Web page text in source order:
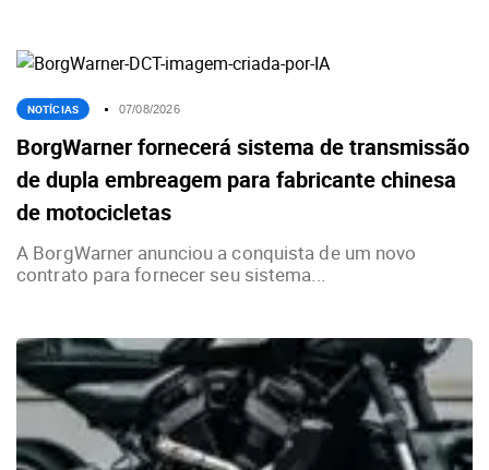
NOTÍCIAS 07/08/2026
BorgWarner fornecerá sistema de transmissão
de dupla embreagem para fabricante chinesa
de motocicletas
A BorgWarner anunciou a conquista de um novo
contrato para fornecer seu sistema...